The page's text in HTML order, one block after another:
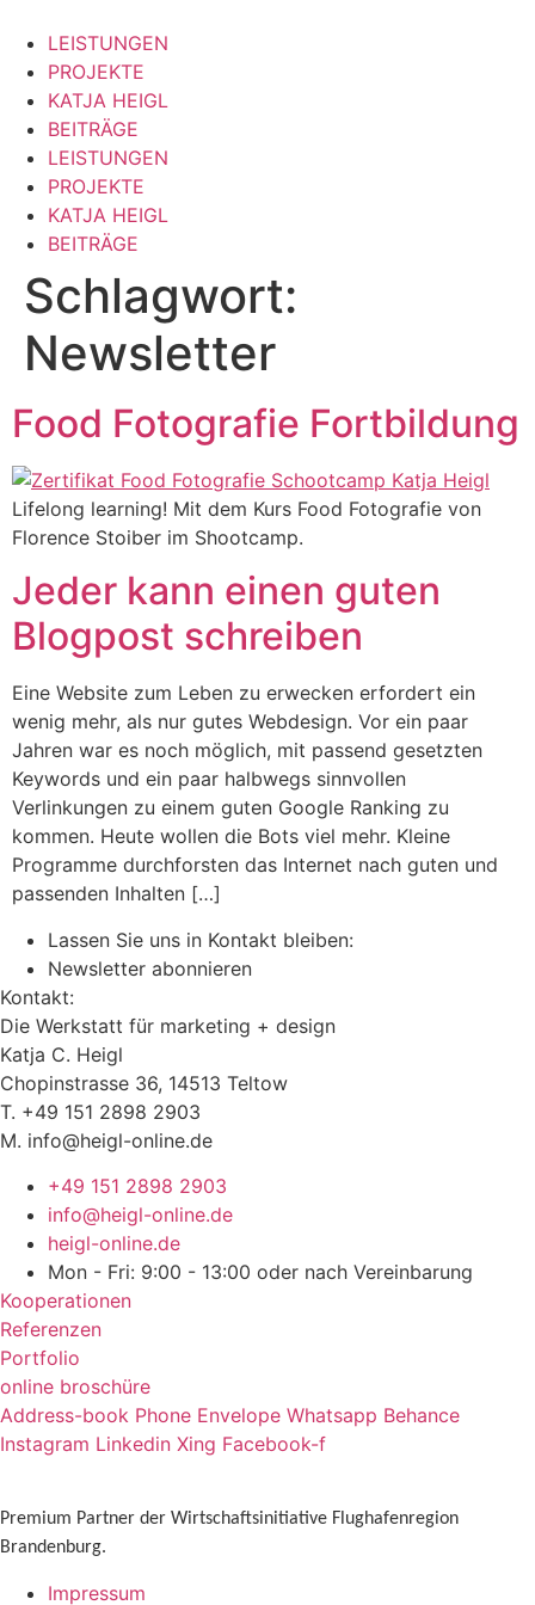
Inhalt
springen
LEISTUNGEN
PROJEKTE
KATJA HEIGL
BEITRÄGE
LEISTUNGEN
PROJEKTE
KATJA HEIGL
BEITRÄGE
Schlagwort:
Newsletter
Food Fotografie Fortbildung
Lifelong learning! Mit dem Kurs Food Fotografie von
Florence Stoiber im Shootcamp.
Jeder kann einen guten
Blogpost schreiben
Eine Website zum Leben zu erwecken erfordert ein
wenig mehr, als nur gutes Webdesign. Vor ein paar
Jahren war es noch möglich, mit passend gesetzten
Keywords und ein paar halbwegs sinnvollen
Verlinkungen zu einem guten Google Ranking zu
kommen. Heute wollen die Bots viel mehr. Kleine
Programme durchforsten das Internet nach guten und
passenden Inhalten […]
Lassen Sie uns in Kontakt bleiben:
Newsletter abonnieren
Kontakt:
Die Werkstatt für marketing + design
Katja C. Heigl
Chopinstrasse 36, 14513 Teltow
T. +49 151 2898 2903
M. info@heigl-online.de
+49 151 2898 2903
info@heigl-online.de
heigl-online.de
Mon - Fri: 9:00 - 13:00 oder nach Vereinbarung
Kooperationen
Referenzen
Portfolio
online broschüre
Address-book Phone Envelope Whatsapp Behance
Instagram Linkedin Xing Facebook-f
Premium Partner der Wirtschaftsinitiative Flughafenregion
Brandenburg.
Impressum